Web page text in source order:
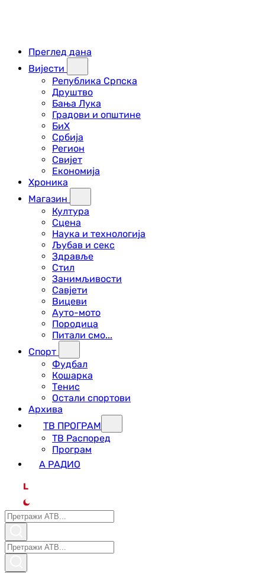
Преглед дана
Вијести
Република Српска
Друштво
Бања Лука
Градови и општине
БиХ
Србија
Регион
Свијет
Економија
Хроника
Магазин
Култура
Сцена
Наука и технологија
Љубав и секс
Здравље
Стил
Занимљивости
Савјети
Вицеви
Ауто-мото
Породица
Питали смо...
Спорт
Фудбал
Кошарка
Тенис
Остали спортови
Архива
ТВ ПРОГРАМ
ТВ Распоред
Програм
А РАДИО
L